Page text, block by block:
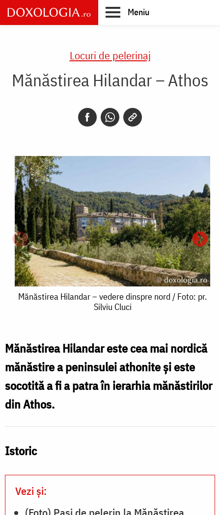
Skip
to
main
Meniu
Locuri de pelerinaj
Mănăstirea Hilandar – Athos
Mănăstirea
vedere
dinspre
nord
Silviu
Mănăstirea Hilandar – vedere dinspre nord / Foto: pr.
Silviu Cluci
Mănăstirea Hilandar este cea mai nordică
mănăstire a peninsulei athonite şi este
socotită a fi a patra în ierarhia mănăstirilor
din Athos.
Istoric
Vezi și: